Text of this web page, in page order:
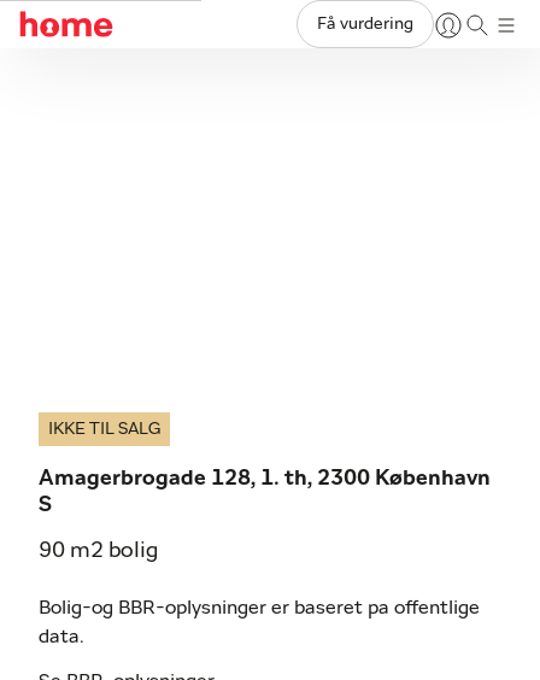
Få vurdering
IKKE TIL SALG
Amagerbrogade 128, 1. th, 2300 København
S
90 m2 bolig
Bolig-og BBR-oplysninger er baseret pa offentlige
data.